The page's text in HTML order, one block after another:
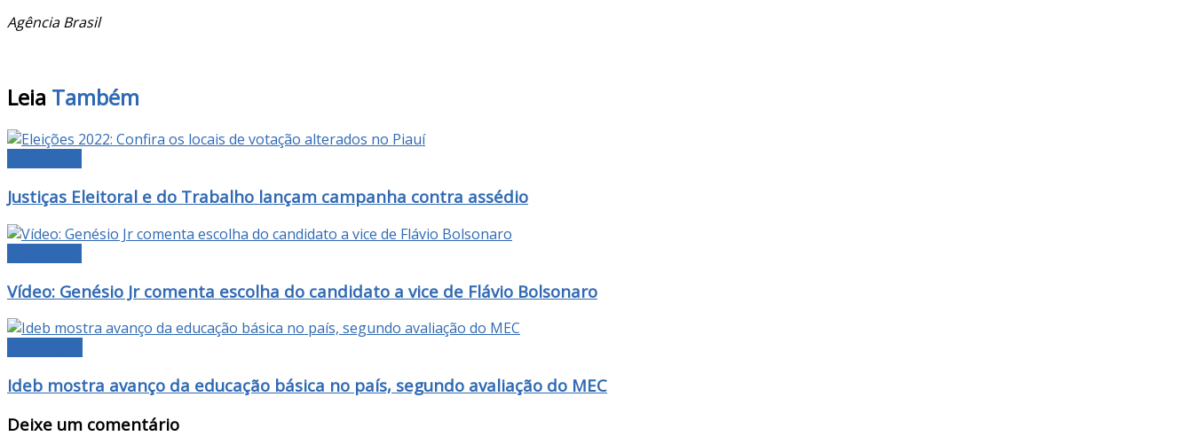
Agência Brasil
Leia Também
Justiças Eleitoral e do Trabalho lançam campanha contra assédio
Vídeo: Genésio Jr comenta escolha do candidato a vice de Flávio Bolsonaro
Ideb mostra avanço da educação básica no país, segundo avaliação do MEC
Deixe um comentário